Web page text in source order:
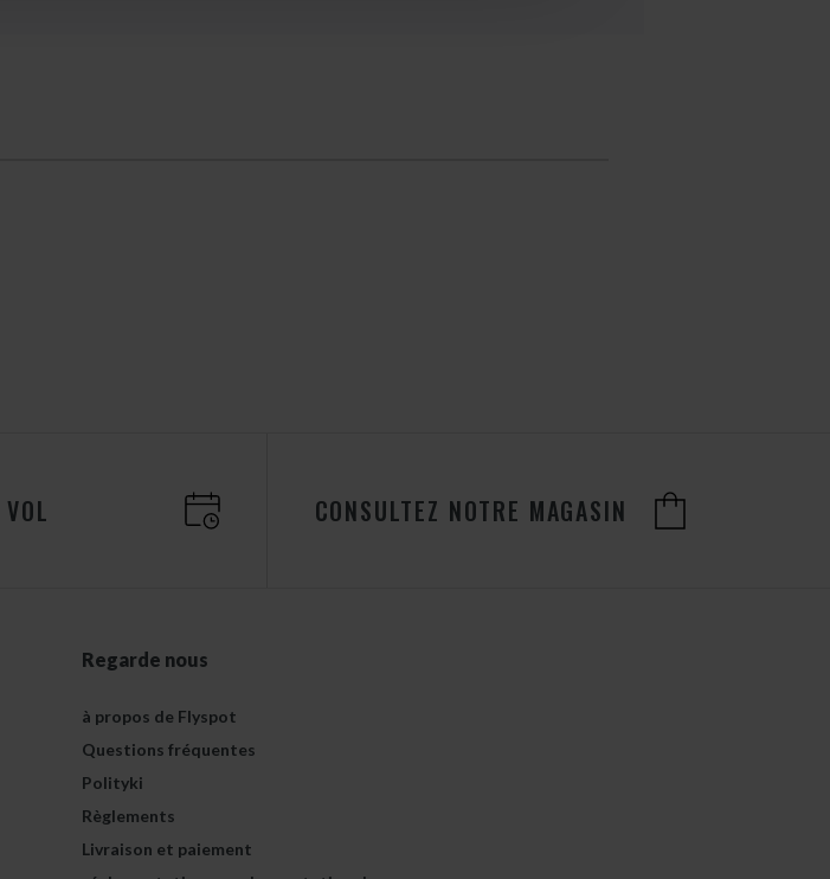
CONSULTEZ NOTRE MAGASIN
Regarde nous
à propos de Flyspot
Questions fréquentes
Polityki
Règlements
Livraison et paiement